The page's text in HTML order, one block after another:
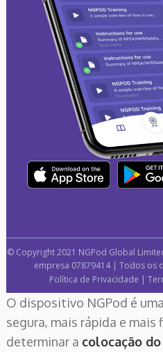
© Copyright 2021 NGPod Global
empresa 07879414 | Todos os
Política de Privacidade |
O dispositivo NGPod é
segura, mais rápida e mais
determinar a colocação